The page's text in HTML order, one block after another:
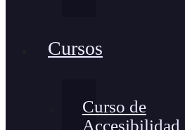
Cursos
Curso de
Accesibilidad